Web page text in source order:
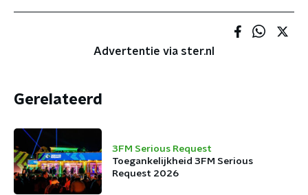
Advertentie via ster.nl
Gerelateerd
3FM Serious Request
Toegankelijkheid 3FM Serious
Request 2026